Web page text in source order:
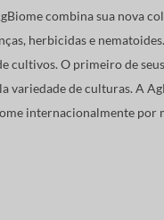
combina sua nova
herbicidas e
cultivos. O primeiro de
variedade de culturas. A
internacionalmente